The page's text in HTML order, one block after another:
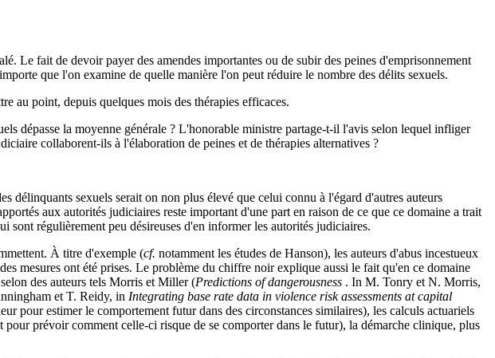
Le fait de devoir payer des amendes importantes ou de subir des peines d'emprisonnement
que l'on examine de quelle manière l'on peut réduire le nombre des délits sexuels.
au point, depuis quelques mois des thérapies efficaces.
dépasse la moyenne générale ? L'honorable ministre partage-t-il l'avis selon lequel infliger
collaborent-ils à l'élaboration de peines et de thérapies alternatives ?
sexuels serait on non plus élevé que celui connu à l'égard d'autres auteurs
aux autorités judiciaires reste important d'une part en raison de ce que ce domaine a trait
régulièrement peu désireuses d'en informer les autorités judiciaires.
À titre d'exemple (cf. notamment les études de Hanson), les auteurs d'abus incestueux
mesures ont été prises. Le problème du chiffre noir explique aussi le fait qu'en ce domaine
des auteurs tels Morris et Miller (Predictions of dangerousness . In M. Tonry et N. Morris,
et T. Reidy, in Integrating base rate data in violence risk assessments at capital
pour estimer le comportement futur dans des circonstances similaires), les calculs actuariels
prévoir comment celle-ci risque de se comporter dans le futur), la démarche clinique, plus